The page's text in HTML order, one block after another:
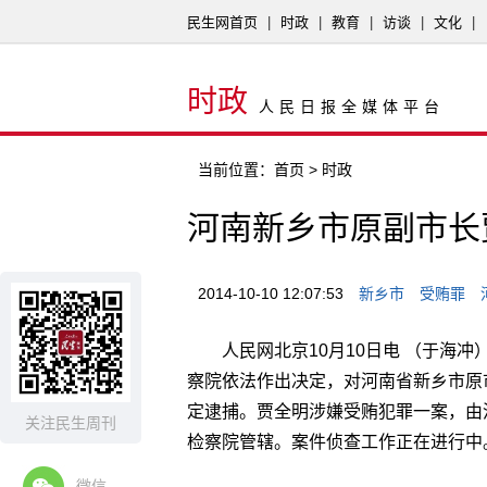
关注民生周刊
民生网首页 时政 教育 访谈 文化
时政 人民日报全媒体平台
当前位置： 首页 > 时政
河南新乡市原副市
2014-10-10 12:07:53 新乡市 受贿罪
人民网北京10月10日电 （于海冲
察院依法作出决定，对河南省新乡市
定逮捕。贾全明涉嫌受贿犯罪一案，
检察院管辖。案件侦查工作正在进行中